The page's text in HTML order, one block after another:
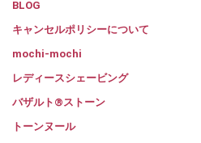
BLOG
キャンセルポリシーについて
mochi-mochi
レディースシェービング
バザルト®ストーン
トーンヌール